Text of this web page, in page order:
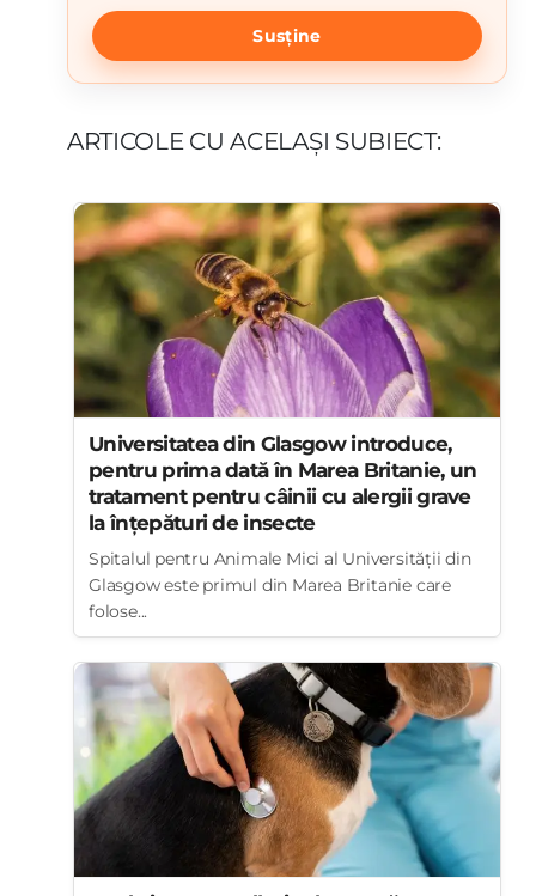
Susține
ARTICOLE CU ACELAȘI SUBIECT:
Universitatea din Glasgow introduce,
pentru prima dată în Marea Britanie, un
tratament pentru câinii cu alergii grave
la înțepături de insecte
Spitalul pentru Animale Mici al Universității din
Glasgow este primul din Marea Britanie care
folose...